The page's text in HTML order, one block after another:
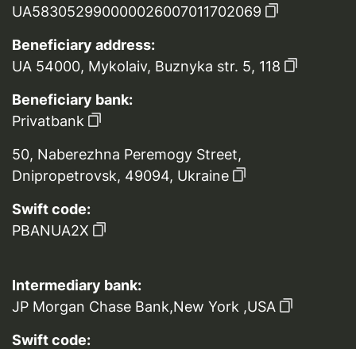
UA583052990000026007011702069
Beneficiary address:
UA 54000, Mykolaiv, Buznyka str. 5, 118
Beneficiary bank:
Privatbank
50, Naberezhna Peremogy Street,
Dnipropetrovsk, 49094, Ukraine
Swift code:
PBANUA2X
Intermediary bank:
JP Morgan Chase Bank,New York ,USA
Swift code: